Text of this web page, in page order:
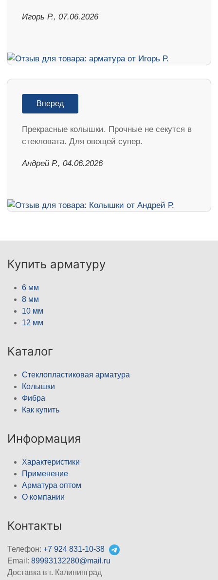
Игорь Р., 07.06.2026
Вперед
Прекрасные колышки. Прочные не секутся в
стекловата. Для овощей супер.
Андрей Р., 04.06.2026
Купить арматуру
6 мм
8 мм
10 мм
12 мм
Каталог
Стеклопластиковая арматура
Колышки
Фибра
Как купить
Информация
Характеристики
Применение
Арматура оптом
О компании
Контакты
Телефон: +7 924 831-10-38
Email: 89993132280@mail.ru
Доставка в г. Калининград